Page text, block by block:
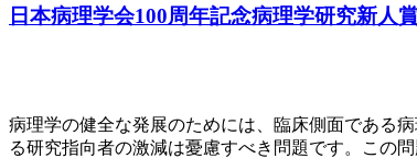
日本病理学会100周年記念病理学研究新人
病理学の健全な発展のためには、臨床側面である
る研究指向者の激減は憂慮すべき問題です。この